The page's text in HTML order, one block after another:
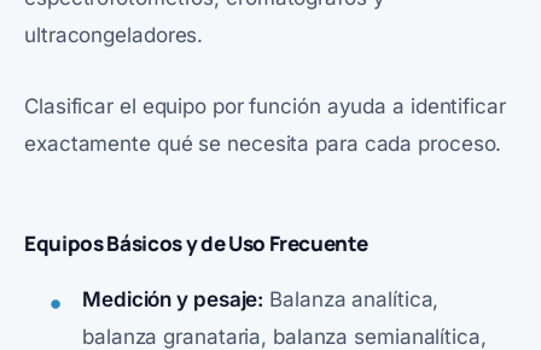
ultracongeladores.
Clasificar el equipo por función ayuda a identificar
exactamente qué se necesita para cada proceso.
Equipos Básicos y de Uso Frecuente
Medición y pesaje: Balanza analítica,
balanza granataria, balanza semianalítica,